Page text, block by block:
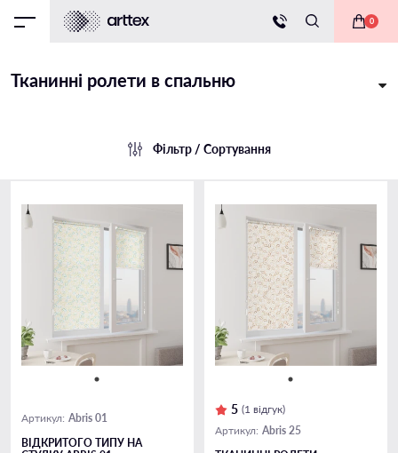
0
Тканинні ролети в спальню
Фільтр / Сортування
Артикул: Abris 01
ВІДКРИТОГО ТИПУ НА
5 (1 відгук)
Артикул: Abris 25